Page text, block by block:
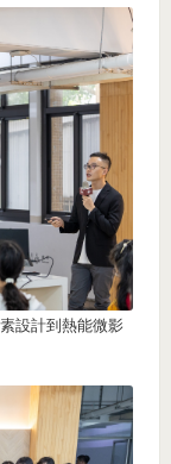
設計到熱能微影